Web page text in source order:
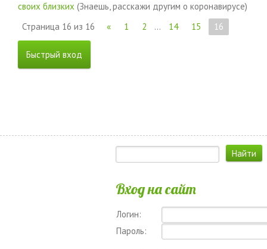
своих близких (Знаешь, расскажи другим о коронавирусе)
Страница 16 из 16 « 1 2 … 14 15 16
Вход на сайт
Логин:
Пароль: